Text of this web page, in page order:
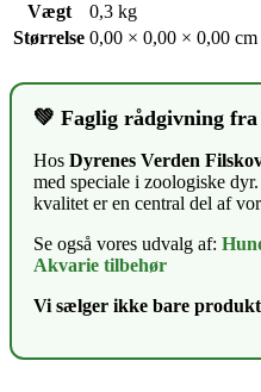
Vægt
0,3 kg
Størrelse 0,00 × 0,00 × 0,00 cm
💚 Faglig rådgivning fra
Hos Dyrenes Verden
med speciale i zoologiske
kvalitet er en central del af
Se også vores udvalg af:
Akvarie tilbehør
Vi sælger ikke bare